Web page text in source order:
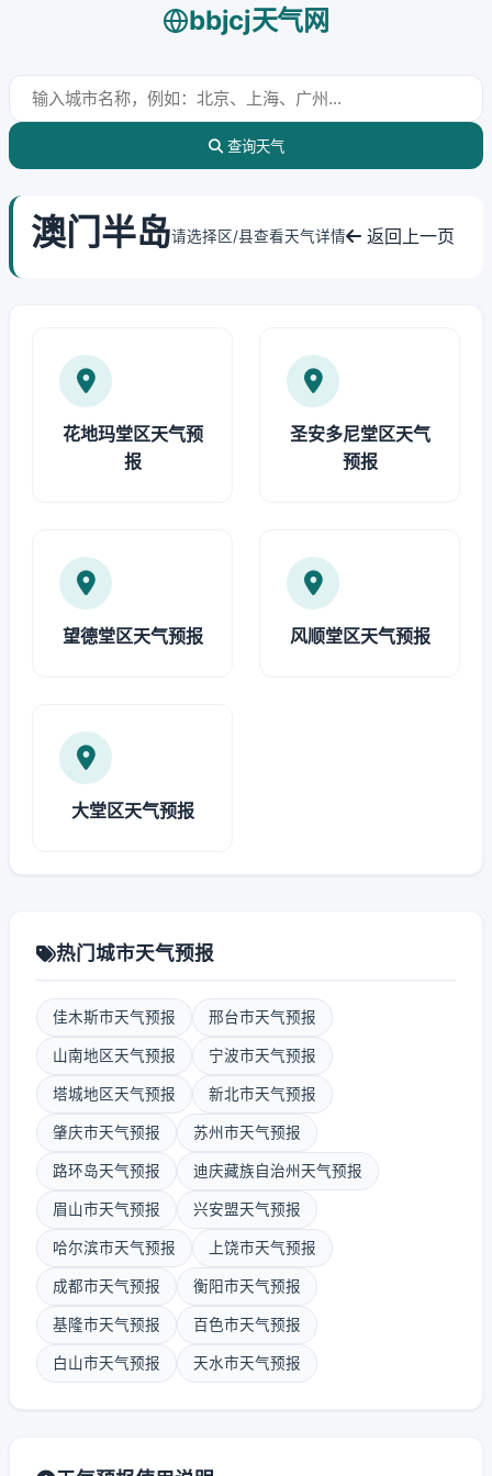
bbjcj天气网
查询天气
澳门半岛请选择区/县查看天气详情 返回上一页
花地玛堂区天气预
报
圣安多尼堂区天气
预报
望德堂区天气预报 风顺堂区天气预报
大堂区天气预报
热门城市天气预报
佳木斯市天气预报 邢台市天气预报
山南地区天气预报 宁波市天气预报
塔城地区天气预报 新北市天气预报
肇庆市天气预报 苏州市天气预报
路环岛天气预报 迪庆藏族自治州天气预报
眉山市天气预报 兴安盟天气预报
哈尔滨市天气预报 上饶市天气预报
成都市天气预报 衡阳市天气预报
基隆市天气预报 百色市天气预报
白山市天气预报 天水市天气预报